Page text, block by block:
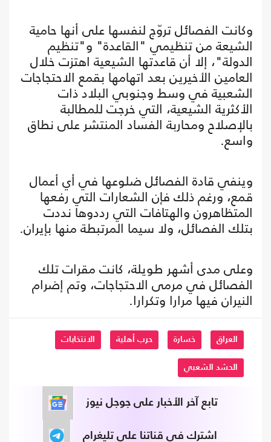
وكانت الفصائل تروّج لنفسها على أنها حامية
الشيعة من تنظيمي "القاعدة" و"تنظيم
الدولة"، إلا أن قاعدتها الشيعية اهتزت خلال
العامين الأخيرين بعد اتهامها بقمع الاحتجاجات
الشعبية في وسط وجنوبي البلاد ذات
الأكثرية الشيعية، التي خرجت للمطالبة
بالإصلاح ومحاربة الفساد المنتشر على نطاق
واسع.
وينفي قادة الفصائل ضلوعها في أي أعمال
قمع، ورغم ذلك فإن الشعارات التي رفعها
المتظاهرون والهتافات التي رددوها نددت
بتلك الفصائل، ولا سيما المرتبطة منها بإيران.
وعلى مدى أشهر طويلة، كانت مقرات تلك
الفصائل في مرمى الاحتجاجات، وتم إضرام
النيران فيها مرارا وتكرارا.
العراق خسارة حرب أهلية الانتخابات
الحشد الشعبي
تابع آخر الأخبار على جوجل نيوز
اشترك في قناتنا على تليغرام